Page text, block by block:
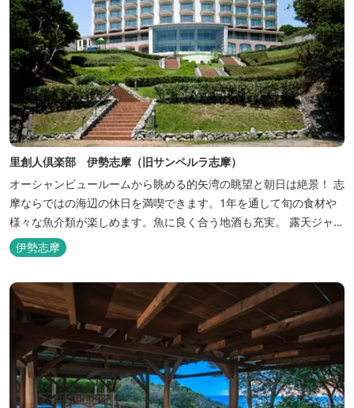
里創人倶楽部 伊勢志摩（旧サンペルラ志摩）
オーシャンビュールームから眺める的矢湾の眺望と朝日は絶景！ 志
摩ならではの海辺の休日を満喫できます。1年を通して旬の食材や
様々な魚介類が楽しめます。魚に良く合う地酒も充実。 露天ジャク
ジーや、本格エステがあるのも女性には嬉しい！ 最高級のリゾート
ホテル「里創人倶楽部 伊勢志摩」にぜひお越しください。
伊勢志摩